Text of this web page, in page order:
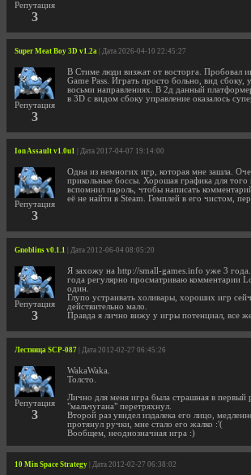
Репутация
3
Super Meat Boy 3D v1.2a | Дата 2026-04-10 22:45:27
Репутация
3
В Стиме люди визжат от восторга. Пробовал
Game Pass. Играть просто больно, вид сбоку,
восьми направлениях. В 2д данный
в 3D с видом сбоку управление оказалось
Ion Assault v1.0u1 | Дата 2017-04-07 19:14:00
Репутация
3
Одна из немногих игр, которая мне зашла.
прикольные боссы. Хорошая графика для того
вспомнил пароль, чтобы написать
её не найти в Steam. Гемплей в его чистом,
Gnoblins v0.1.1 | Дата 2012-06-04 08:05:20
Репутация
3
Я захожу на http://small-games.info уже 3
года регулярно просматриваю комментарии
один.
Глупо устраивать холивары, хороших игр
действительно мало.
Правда я лично вижу у игры потенциал, все
Лестница SCP-087 | Дата 2012-02-27 06:45:26
Репутация
3
WakaWaka.
Толсто.
Лично для меня игра была страшная в первый
"мальчугана" перетряхнул.
Второй раз увидел издалека его лицо,
протянул ручки, мне стало его жалко :'(
Вообщем, неоднозначная игра :)
10 Min Space Strategy | Дата 2012-02-27 06:38:02